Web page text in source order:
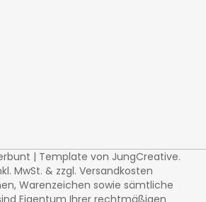
| Template von JungCreative.
MwSt. & zzgl. Versandkosten
Warenzeichen sowie sämtliche
Eigentum Ihrer rechtmäßigen